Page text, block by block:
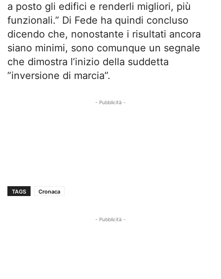
a posto gli edifici e renderli migliori, più
funzionali.” Di Fede ha quindi concluso
dicendo che, nonostante i risultati ancora
siano minimi, sono comunque un segnale
che dimostra l’inizio della suddetta
”inversione di marcia”.
- Pubblicità -
TAGS Cronaca
- Pubblicità -